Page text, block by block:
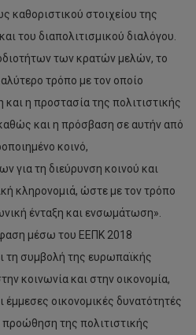
καθοριστικού στοιχείου της
του διαπολιτισμικού διαλόγου.
των κρατών μελών, το
τρόπο με τον οποίο
η προστασία της πολιτιστικής
και η πρόσβαση σε αυτήν από
κοινό,
για τη διεύρυνση κοινού και
κληρονομιά, ώστε με τον τρόπο
ένταξη και ενσωμάτωση».
μέσω του ΕΕΠΚ 2018
τη συμβολή της ευρωπαϊκής
κοινωνία και στην οικονομία,
έμμεσες οικονομικές δυνατότητές
της πολιτιστικής